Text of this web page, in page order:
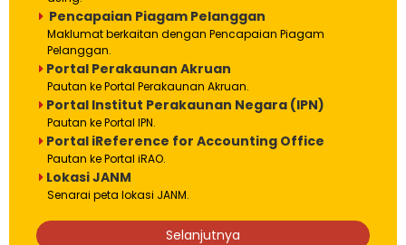
Pencapaian Piagam Pelanggan
Maklumat berkaitan dengan Pencapaian Piagam
Pelanggan.
Portal Perakaunan Akruan
Pautan ke Portal Perakaunan Akruan.
Portal Institut Perakaunan Negara (IPN)
Pautan ke Portal IPN.
Portal iReference for Accounting Office
Pautan ke Portal iRAO.
Lokasi JANM
Senarai peta lokasi JANM.
Selanjutnya